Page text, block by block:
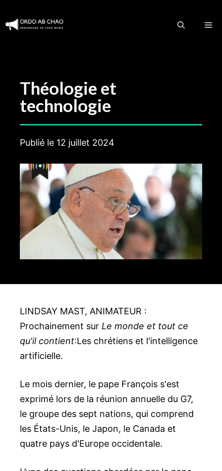
au
Théologie et
technologie
Publié le 12 juillet 2024
LINDSAY MAST, ANIMATEUR :
Prochainement sur Le monde et tout ce
qu'il contient:Les chrétiens et l'intelligence
artificielle.
Le mois dernier, le pape François s'est
exprimé lors de la réunion annuelle du G7,
le groupe des sept nations, qui comprend
les États-Unis, le Japon, le Canada et
quatre pays d'Europe occidentale.